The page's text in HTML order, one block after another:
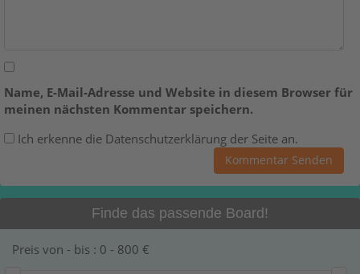
Name, E-Mail-Adresse und Website in diesem Browser für
meinen nächsten Kommentar speichern.
Ich erkenne die Datenschutzerklärung der Seite an.
Finde das passende Board!
Preis von - bis : 0 - 800 €